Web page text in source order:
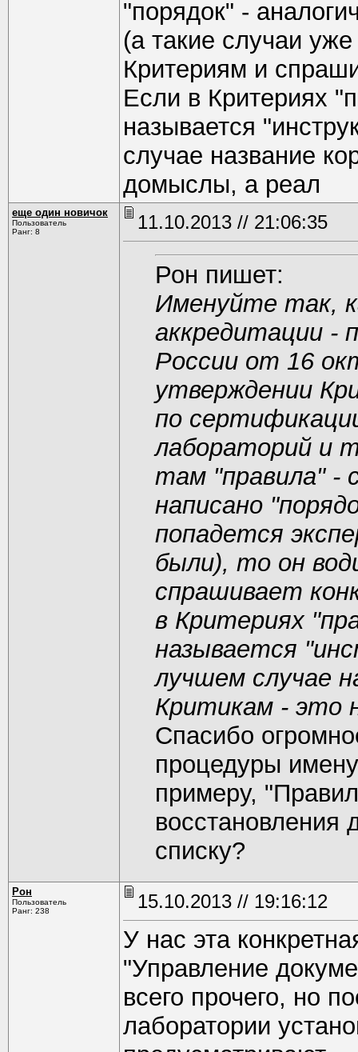
"порядок" -
(а такие случаи
Критериям и
Если в Критериях
называется
случае название
домыслы, а реал
еще один новичок
Пользователь
Ранг: 8
11.10.2013 // 21:06:35
Рон пишет:
Именуйте так,
аккредитации -
России от 16
утверждении
по
лабораторий и
там "правила" -
написано
попадется
были), то он
спрашивает
в Критериях
называется
лучшем случае
Критикам - это
Спасибо
процедуры
примеру,
восстановления
списку?
Рон
Пользователь
Ранг: 238
15.10.2013 // 19:16:12
У нас эта
"Управление
всего прочего, но
лаборатории